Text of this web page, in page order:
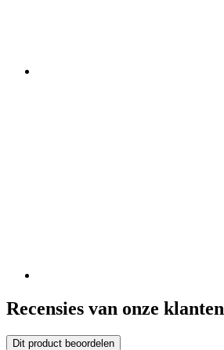
Recensies van onze klanten
Dit product beoordelen